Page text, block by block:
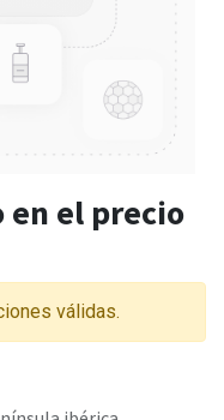
en el precio
válidas.